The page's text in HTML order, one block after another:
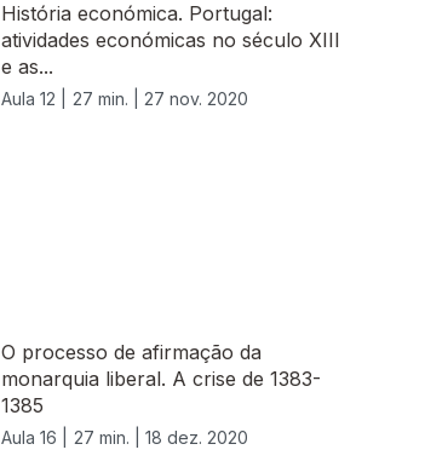
História económica. Portugal:
atividades económicas no século XIII
e as...
Aula 12 | 27 min. | 27 nov. 2020
O processo de afirmação da
monarquia liberal. A crise de 1383-
1385
Aula 16 | 27 min. | 18 dez. 2020